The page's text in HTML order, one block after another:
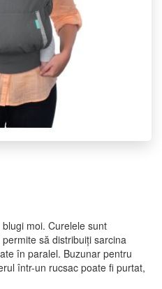
moi. Curelele sunt
să distribuiți sarcina
în paralel. Buzunar pentru
într-un rucsac poate fi purtat,